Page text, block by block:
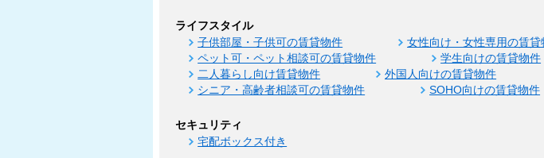
ライフスタイル
子供部屋・子供可の賃貸物件 女性向け・女性専用の賃貸
ペット可・ペット相談可の賃貸物件
学生向けの賃貸物件
二人暮らし向け賃貸物件
外国人向けの賃貸物件
シニア・高齢者相談可の賃貸物件
SOHO向けの賃貸物件
セキュリティ
宅配ボックス付き